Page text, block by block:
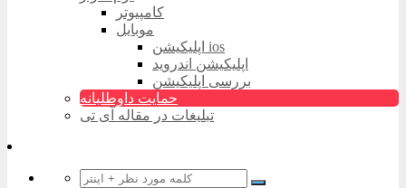
کامپیوتر
موبایل
اپلیکیشن ios
اپلیکیشن اندروید
بررسی اپلیکیشن
حمایت داوطلبانه
تبلیغات در مقاله آی تی